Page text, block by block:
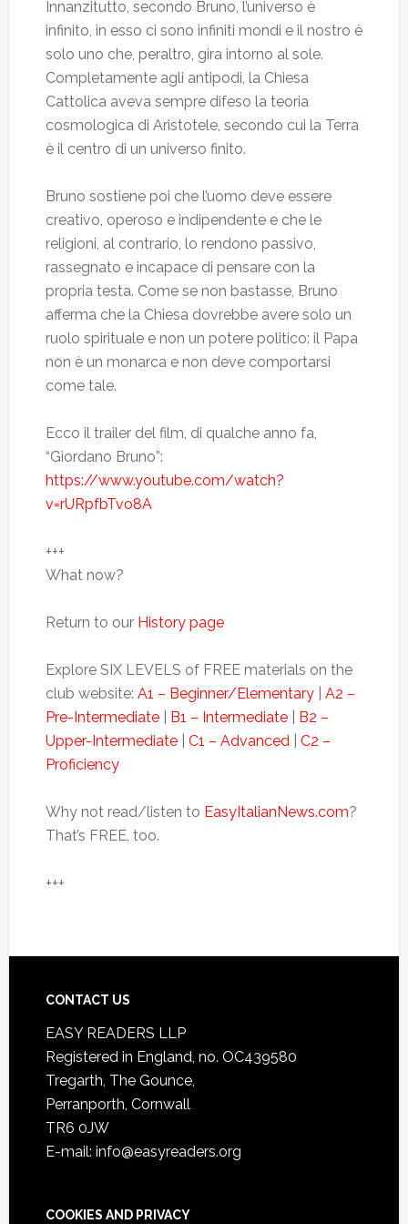
Innanzitutto, secondo Bruno, l’universo è
infinito, in esso ci sono infiniti mondi e il nostro è
solo uno che, peraltro, gira intorno al sole.
Completamente agli antipodi, la Chiesa
Cattolica aveva sempre difeso la teoria
cosmologica di Aristotele, secondo cui la Terra
è il centro di un universo finito.
Bruno sostiene poi che l’uomo deve essere
creativo, operoso e indipendente e che le
religioni, al contrario, lo rendono passivo,
rassegnato e incapace di pensare con la
propria testa. Come se non bastasse, Bruno
afferma che la Chiesa dovrebbe avere solo un
ruolo spirituale e non un potere politico: il Papa
non è un monarca e non deve comportarsi
come tale.
Ecco il trailer del film, di qualche anno fa,
“Giordano Bruno”:
https://www.youtube.com/watch?
v=rURpfbTvo8A
+++
What now?
Return to our History page
Explore SIX LEVELS of FREE materials on the
club website: A1 – Beginner/Elementary| A2 –
Pre-Intermediate| B1 – Intermediate| B2 –
Upper-Intermediate| C1 – Advanced| C2 –
Proficiency
Why not read/listen to EasyItalianNews.com?
That’s FREE, too.
+++
CONTACT US
EASY READERS LLP
Registered in England, no. OC439580
Tregarth, The Gounce,
Perranporth, Cornwall
TR6 0JW
E-mail: info@easyreaders.org
COOKIES AND PRIVACY